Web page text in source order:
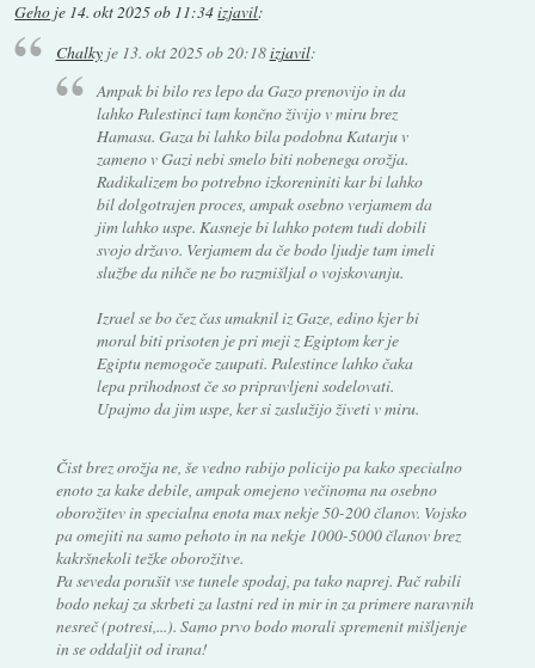
Geho je 14. okt 2025 ob 11:34izjavil:
Chalkyje 13. okt 2025 ob 20:18izjavil:
Ampak bi bilo res lepo da Gazo prenovijo in da
lahko Palestinci tam končno živijo v miru brez
Hamasa. Gaza bi lahko bila podobna Katarju v
zameno v Gazi nebi smelo biti nobenega orožja.
Radikalizem bo potrebno izkoreniniti kar bi lahko
bil dolgotrajen proces, ampak osebno verjamem da
jim lahko uspe. Kasneje bi lahko potem tudi dobili
svojo državo. Verjamem da če bodo ljudje tam imeli
službe da nihče ne bo razmišljal o vojskovanju.
Izrael se bo čez čas umaknil iz Gaze, edino kjer bi
moral biti prisoten je pri meji z Egiptom ker je
Egiptu nemogoče zaupati. Palestince lahko čaka
lepa prihodnost če so pripravljeni sodelovati.
Upajmo da jim uspe, ker si zaslužijo živeti v miru.
Čist brez orožja ne, še vedno rabijo policijo pa kako specialno
enoto za kake debile, ampak omejeno večinoma na osebno
oborožitev in specialna enota max nekje 50-200 članov. Vojsko
pa omejiti na samo pehoto in na nekje 1000-5000 članov brez
kakršnekoli težke oborožitve.
Pa seveda porušit vse tunele spodaj, pa tako naprej. Pač rabili
bodo nekaj za skrbeti za lastni red in mir in za primere naravnih
nesreč (potresi,...). Samo prvo bodo morali spremenit mišljenje
in se oddaljit od irana!